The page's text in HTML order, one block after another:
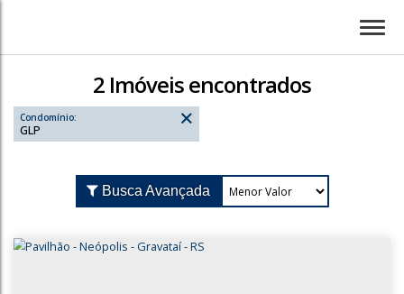
2 Imóveis encontrados
Condomínio:
GLP
Busca Avançada